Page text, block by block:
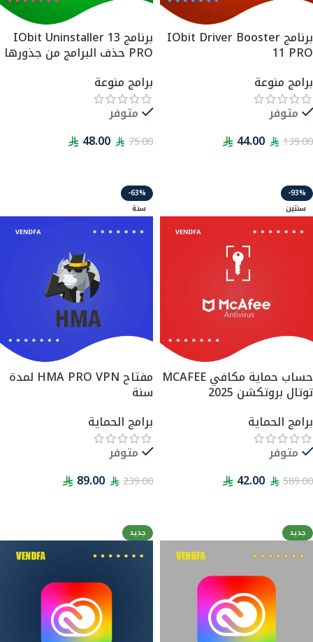
برنامج IObit Driver Booster
11 PRO
برامج منوعة
متوفر
139.00
44.00
برنامج IObit Uninstaller 13
PRO حذف البرامج من جذورها
برامج منوعة
متوفر
75.00
48.00
-93%
سنتين
حساب حماية مكافي MCAFEE
توتال بروتكشن 2025
برامج الحماية
متوفر
589.00
42.00
-63%
سنة
مفتاح HMA PRO VPN لمدة
سنة
برامج الحماية
متوفر
239.00
89.00
جديد جديد